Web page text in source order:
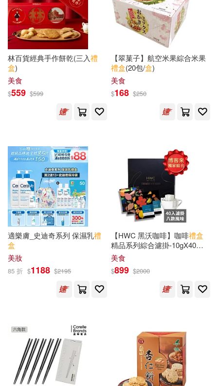
廖偉棠(1)
廣東奧飛動漫文化股份有限公司(1)
張嘉佳(1) 張大春(1)
張角倫(1) 張辰亮(1)
張麗雪(1) 我是不白吃(1)
接力出版社(1)
故宮文化，一刻館(1)
新雅文化編輯部(1)
本書編輯部(1)
朱立群紙藝術館(1) 李哲音(1)
安徽科學技術出版社(1)
小魯文化(1)
常春藤(1)
延邊大學出版社(1) 悅鈞(1)
成都時代出版社(1)
放飛音樂(1) 新經典文化(1)
未來書城(1) 東方出版社(1)
東雨文化(1)
林百貨經典手作餅乾(三入禮
盒)
美食
$559 $599
【翠菓子】航空米果綜合米果
禮盒(20包/盒)
美食
$168 $250
適樂膚_史迪奇系列 保濕乳禮
盒
美妝
85 折 $1188 $2195
【HWC 黑沃咖啡】咖啡禮盒
精品系列綜合濾掛-10gX40入/
盒
美食
$899 $2000